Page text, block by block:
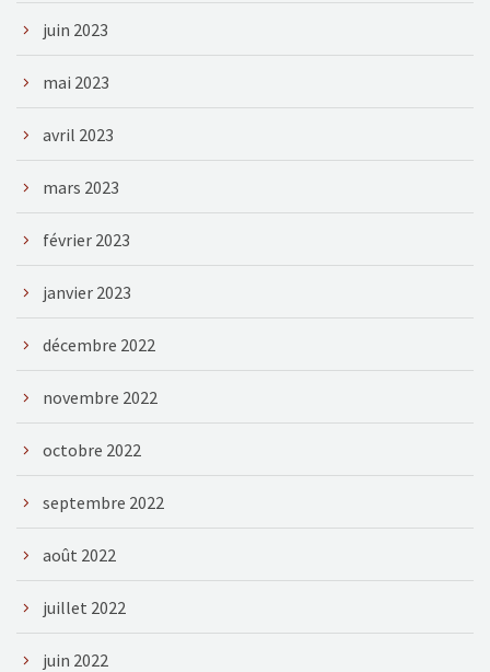
juin 2023
mai 2023
avril 2023
mars 2023
février 2023
janvier 2023
décembre 2022
novembre 2022
octobre 2022
septembre 2022
août 2022
juillet 2022
juin 2022